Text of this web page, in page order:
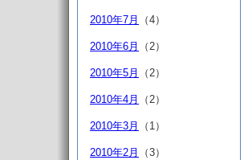
2010年7月 （4）
2010年6月 （2）
2010年5月 （2）
2010年4月 （2）
2010年3月 （1）
2010年2月 （3）